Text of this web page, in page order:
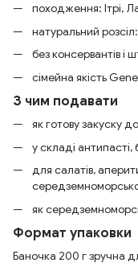
походження: Ітрі,
натуральний
без консервантів і
сімейна якість
З чим подавати
як готову закуску
у складі
для салатів,
як
Формат упаковки
Баночка 200 г зручна